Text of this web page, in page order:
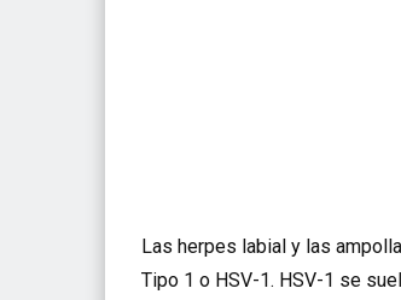
Las herpes labial y las
Tipo 1 o HSV-1. HSV-1 se